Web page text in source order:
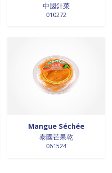
中國針菜
010272
Mangue Séchée
泰國芒果乾
061524